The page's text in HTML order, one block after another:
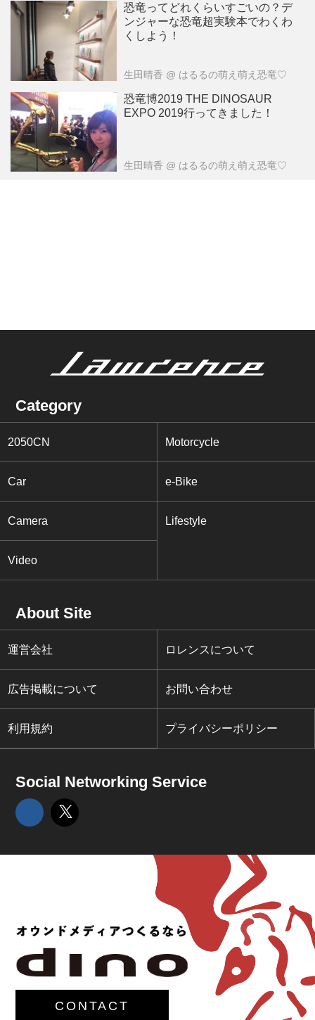
恐竜ってどれくらいすごいの？デ
ンジャーな恐竜超実験本でわくわ
くしよう！
生田晴香 @ はるるの萌え萌え恐竜♡
恐竜博2019 THE DINOSAUR
EXPO 2019行ってきました！
生田晴香 @ はるるの萌え萌え恐竜♡
Category
2050CN Motorcycle
Car e-Bike
Camera Lifestyle
Video
About Site
運営会社 ロレンスについて
広告掲載について お問い合わせ
利用規約 プライバシーポリシー
Social Networking Service
CONTACT